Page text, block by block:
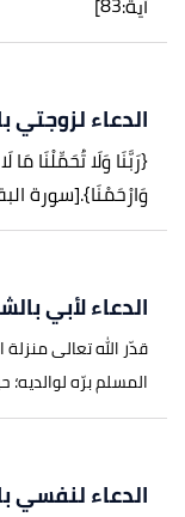
الدعاء لزوجتي
{رَبَّنَا وَلَا تُحَمِّلْنَا
وَارْحَمْنَا}.[سورة
الدعاء لأبي
قدّر الله تعالى
المسلم برّه
الدعاء لنفسي